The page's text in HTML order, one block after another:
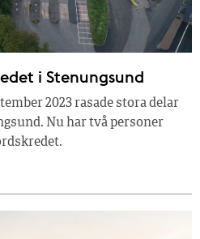
i Stenungsund
2023 rasade stora delar
Nu har två personer